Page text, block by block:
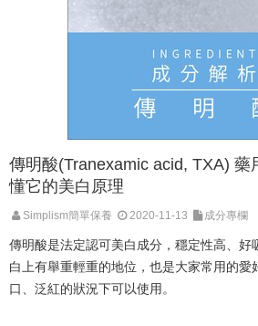
傳明酸(Tranexamic acid, TXA) 藥
懂它的美白原理
Simplism簡單保養 2020-11-13 成分專欄
傳明酸是法定認可美白成分，穩定性高、好
白上有舉重輕重的地位，也是大家常用的愛
口、泛紅的狀況下可以使用。